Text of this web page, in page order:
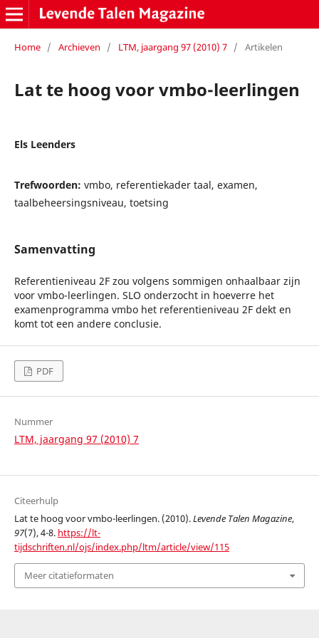
Home / Archieven / LTM, jaargang 97 (2010) 7 / Artikelen
Lat te hoog voor vmbo-leerlingen
Els Leenders
Trefwoorden: vmbo, referentiekader taal, examen,
taalbeheersingsniveau, toetsing
Samenvatting
Referentieniveau 2F zou volgens sommigen onhaalbaar zijn
voor vmbo-leerlingen. SLO onderzocht in hoeverre het
examenprogramma vmbo het referentieniveau 2F dekt en
komt tot een andere conclusie.
PDF
Nummer
LTM, jaargang 97 (2010) 7
Citeerhulp
Lat te hoog voor vmbo-leerlingen. (2010).Levende Talen Magazine,
97(7), 4-8. https://lt-
tijdschriften.nl/ojs/index.php/ltm/article/view/115
Meer citatieformaten